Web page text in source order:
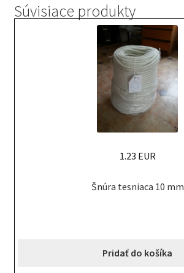
Súvisiace produkty
Šnúra tesniaca 10 mm
1.23 EUR
Pridať do košíka